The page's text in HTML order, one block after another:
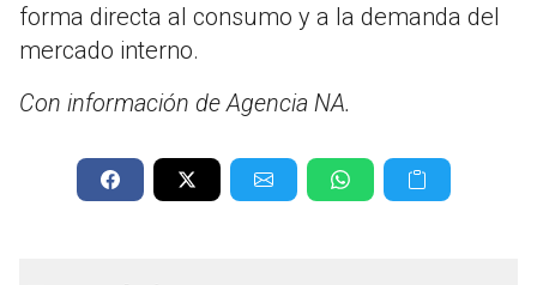
forma directa al consumo y a la demanda del
mercado interno.
Con información de Agencia NA.